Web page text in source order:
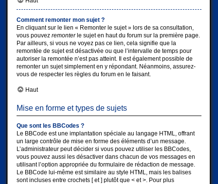
Comment remonter mon sujet ?
En cliquant sur le lien « Remonter le sujet » lors de sa consultation,
vous pouvez remonterle sujet en haut du forum sur la première page.
Par ailleurs, si vous ne voyez pas ce lien, cela signifie que la
remontée de sujet est désactivée ou que l’intervalle de temps pour
autoriser la remontée n’est pas atteint. Il est également possible de
remonter un sujet simplement en y répondant. Néanmoins, assurez-
vous de respecter les règles du forum en le faisant.
Haut
Mise en forme et types de sujets
Que sont les BBCodes ?
Le BBCode est une implantation spéciale au langage HTML, offrant
un large contrôle de mise en forme des éléments d’un message.
L’administrateur peut décider si vous pouvez utiliser les BBCodes,
vous pouvez aussi les désactiver dans chacun de vos messages en
utilisant l’option appropriée du formulaire de rédaction de message.
Le BBCode lui-même est similaire au style HTML, mais les balises
sont incluses entre crochets [ et ] plutôt que < et >. Pour plus